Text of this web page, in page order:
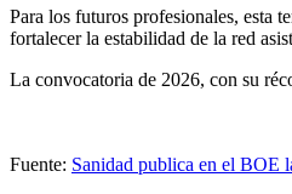
Para los futuros profesionales, esta
fortalecer la estabilidad de la red
La convocatoria de 2026, con su
Fuente: Sanidad publica en el BOE